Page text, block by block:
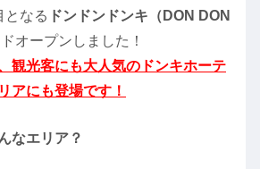
となる ドンドンドンキ（DON DON
オープンしました！
観光客にも大人気のドンキホーテ
アにも登場です！
なエリア？